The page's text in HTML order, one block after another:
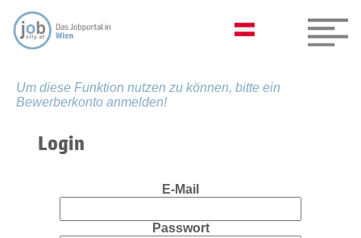
Um diese Funktion nutzen zu können, bitte ein
Bewerberkonto anmelden!
Login
E-Mail
Passwort